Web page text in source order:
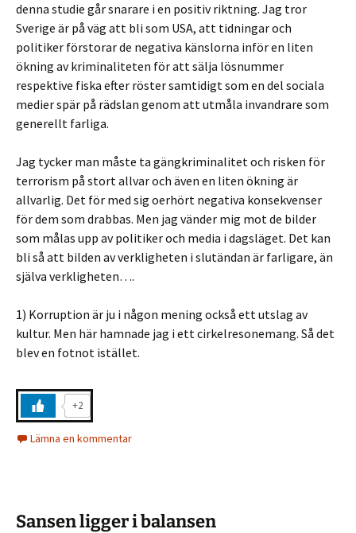
denna studie går snarare i en positiv riktning. Jag tror
Sverige är på väg att bli som USA, att tidningar och
politiker förstorar de negativa känslorna inför en liten
ökning av kriminaliteten för att sälja lösnummer
respektive fiska efter röster samtidigt som en del sociala
medier spär på rädslan genom att utmåla invandrare som
generellt farliga.
Jag tycker man måste ta gängkriminalitet och risken för
terrorism på stort allvar och även en liten ökning är
allvarlig. Det för med sig oerhört negativa konsekvenser
för dem som drabbas. Men jag vänder mig mot de bilder
som målas upp av politiker och media i dagsläget. Det kan
bli så att bilden av verkligheten i slutändan är farligare, än
själva verkligheten….
1) Korruption är ju i någon mening också ett utslag av
kultur. Men här hamnade jag i ett cirkelresonemang. Så det
blev en fotnot istället.
+2
Lämna en kommentar
Sansen ligger i balansen